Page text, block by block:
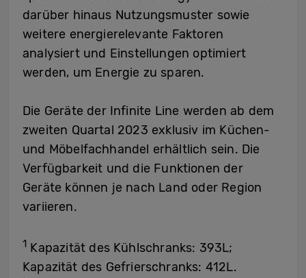
darüber hinaus Nutzungsmuster sowie
weitere energierelevante Faktoren
analysiert und Einstellungen optimiert
werden, um Energie zu sparen.
Die Geräte der Infinite Line werden ab dem
zweiten Quartal 2023 exklusiv im Küchen-
und Möbelfachhandel erhältlich sein. Die
Verfügbarkeit und die Funktionen der
Geräte können je nach Land oder Region
variieren.
1 Kapazität des Kühlschranks: 393L;
Kapazität des Gefrierschranks: 412L.